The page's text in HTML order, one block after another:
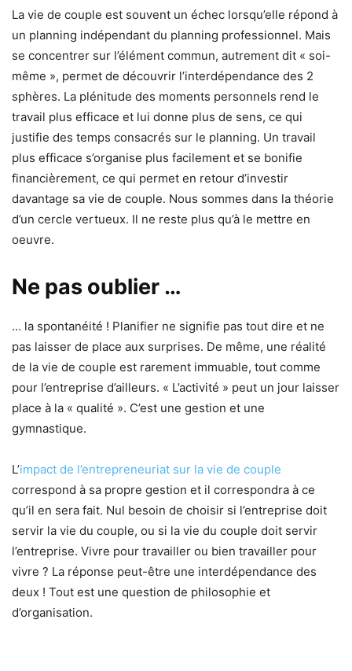
La vie de couple est souvent un échec lorsqu’elle répond à
un planning indépendant du planning professionnel. Mais
se concentrer sur l’élément commun, autrement dit « soi-
même », permet de découvrir l’interdépendance des 2
sphères. La plénitude des moments personnels rend le
travail plus efficace et lui donne plus de sens, ce qui
justifie des temps consacrés sur le planning. Un travail
plus efficace s’organise plus facilement et se bonifie
financièrement, ce qui permet en retour d’investir
davantage sa vie de couple. Nous sommes dans la théorie
d’un cercle vertueux. Il ne reste plus qu’à le mettre en
oeuvre.
Ne pas oublier …
… la spontanéité ! Planifier ne signifie pas tout dire et ne
pas laisser de place aux surprises. De même, une réalité
de la vie de couple est rarement immuable, tout comme
pour l’entreprise d’ailleurs. « L’activité » peut un jour laisser
place à la « qualité ». C’est une gestion et une
gymnastique.
L’impact de l’entrepreneuriat sur la vie de couple
correspond à sa propre gestion et il correspondra à ce
qu’il en sera fait. Nul besoin de choisir si l’entreprise doit
servir la vie du couple, ou si la vie du couple doit servir
l’entreprise. Vivre pour travailler ou bien travailler pour
vivre ? La réponse peut-être une interdépendance des
deux ! Tout est une question de philosophie et
d’organisation.